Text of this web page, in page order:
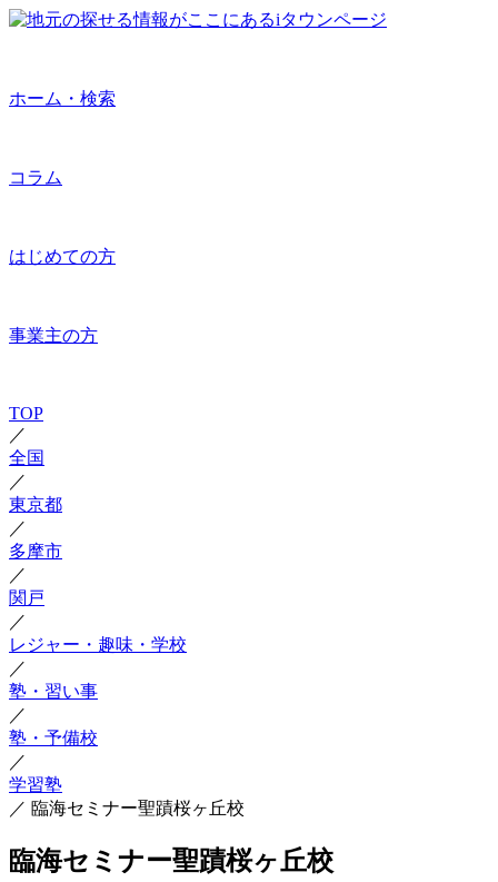
ホーム・検索
コラム
はじめての方
事業主の方
TOP
／
全国
／
東京都
／
多摩市
／
関戸
／
レジャー・趣味・学校
／
塾・習い事
／
塾・予備校
／
学習塾
／ 臨海セミナー聖蹟桜ヶ丘校
臨海セミナー聖蹟桜ヶ丘校